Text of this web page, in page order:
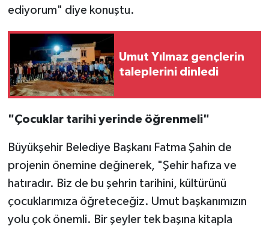
ediyorum" diye konuştu.
Umut Yılmaz gençlerin
taleplerini dinledi
"Çocuklar tarihi yerinde öğrenmeli"
Büyükşehir Belediye Başkanı Fatma Şahin de
projenin önemine değinerek, "Şehir hafıza ve
hatıradır. Biz de bu şehrin tarihini, kültürünü
çocuklarımıza öğreteceğiz. Umut başkanımızın
yolu çok önemli. Bir şeyler tek başına kitapla